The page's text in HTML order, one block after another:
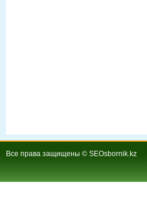
Все права защищены © SEOsbornik.kz